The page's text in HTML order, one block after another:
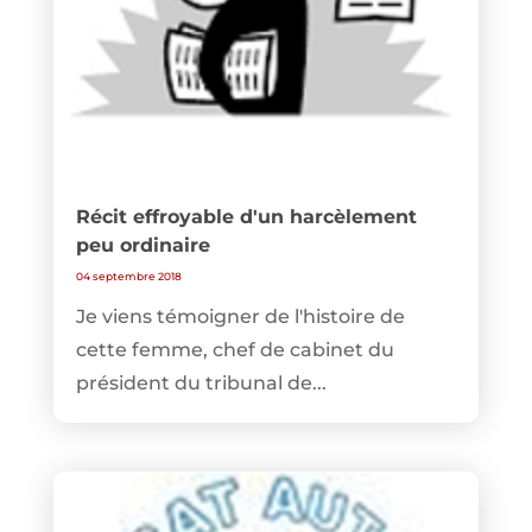
Récit effroyable d'un harcèlement
peu ordinaire
04 septembre 2018
Je viens témoigner de l'histoire de
cette femme, chef de cabinet du
président du tribunal de...